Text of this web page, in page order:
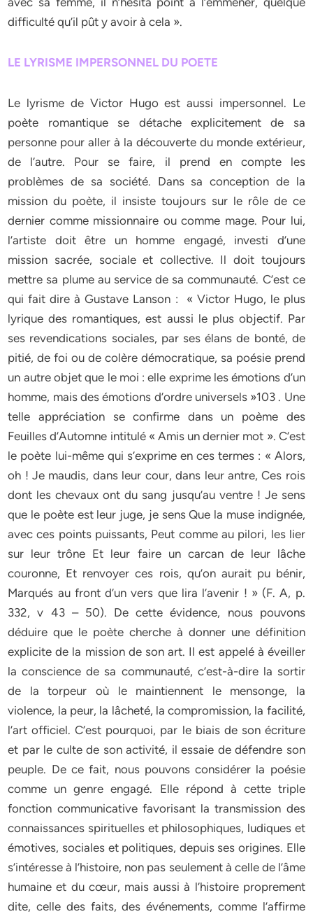
difficulté qu’il pût y avoir à cela ».
LE LYRISME IMPERSONNEL DU POETE
Le lyrisme de Victor Hugo est aussi impersonnel. Le
poète romantique se détache explicitement de sa
personne pour aller à la découverte du monde extérieur,
de l’autre. Pour se faire, il prend en compte les
problèmes de sa société. Dans sa conception de la
mission du poète, il insiste toujours sur le rôle de ce
dernier comme missionnaire ou comme mage. Pour lui,
l’artiste doit être un homme engagé, investi d’une
mission sacrée, sociale et collective. Il doit toujours
mettre sa plume au service de sa communauté. C’est ce
qui fait dire à Gustave Lanson : « Victor Hugo, le plus
lyrique des romantiques, est aussi le plus objectif. Par
ses revendications sociales, par ses élans de bonté, de
pitié, de foi ou de colère démocratique, sa poésie prend
un autre objet que le moi : elle exprime les émotions d’un
homme, mais des émotions d’ordre universels »103 . Une
telle appréciation se confirme dans un poème des
Feuilles d’Automne intitulé « Amis un dernier mot ». C’est
le poète lui-même qui s’exprime en ces termes : « Alors,
oh ! Je maudis, dans leur cour, dans leur antre, Ces rois
dont les chevaux ont du sang jusqu’au ventre ! Je sens
que le poète est leur juge, je sens Que la muse indignée,
avec ces points puissants, Peut comme au pilori, les lier
sur leur trône Et leur faire un carcan de leur lâche
couronne, Et renvoyer ces rois, qu’on aurait pu bénir,
Marqués au front d’un vers que lira l’avenir ! » (F. A, p.
332, v 43 – 50). De cette évidence, nous pouvons
déduire que le poète cherche à donner une définition
explicite de la mission de son art. Il est appelé à éveiller
la conscience de sa communauté, c’est-à-dire la sortir
de la torpeur où le maintiennent le mensonge, la
violence, la peur, la lâcheté, la compromission, la facilité,
l’art officiel. C’est pourquoi, par le biais de son écriture
et par le culte de son activité, il essaie de défendre son
peuple. De ce fait, nous pouvons considérer la poésie
comme un genre engagé. Elle répond à cette triple
fonction communicative favorisant la transmission des
connaissances spirituelles et philosophiques, ludiques et
émotives, sociales et politiques, depuis ses origines. Elle
s’intéresse à l’histoire, non pas seulement à celle de l’âme
humaine et du cœur, mais aussi à l’histoire proprement
dite, celle des faits, des événements, comme l’affirme